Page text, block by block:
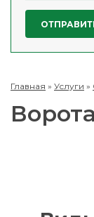
Главная » Услуги »